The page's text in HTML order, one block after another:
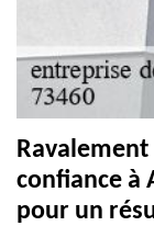
confiance à
pour un